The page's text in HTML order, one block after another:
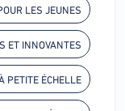
LES JEUNES
ET INNOVANTES
PETITE ÉCHELLE